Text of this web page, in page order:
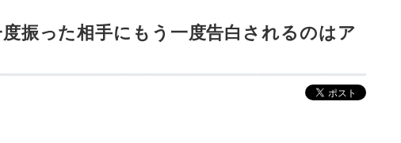
振った相手にもう一度告白されるのはア